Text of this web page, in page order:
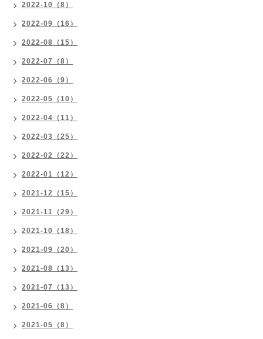
2022-10（8）
2022-09（16）
2022-08（15）
2022-07（8）
2022-06（9）
2022-05（10）
2022-04（11）
2022-03（25）
2022-02（22）
2022-01（12）
2021-12（15）
2021-11（29）
2021-10（18）
2021-09（20）
2021-08（13）
2021-07（13）
2021-06（8）
2021-05（8）